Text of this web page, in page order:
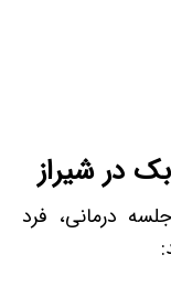
در شیراز
درمانی، فرد